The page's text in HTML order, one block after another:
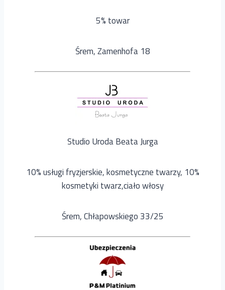
5% towar
Śrem, Zamenhofa 18
Studio Uroda Beata Jurga
10% usługi fryzjerskie, kosmetyczne twarzy, 10%
kosmetyki twarz,ciało włosy
Śrem, Chłapowskiego 33/25